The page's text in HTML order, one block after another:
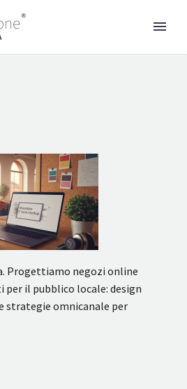
Progettiamo negozi online
il pubblico locale: design
strategie omnicanale per